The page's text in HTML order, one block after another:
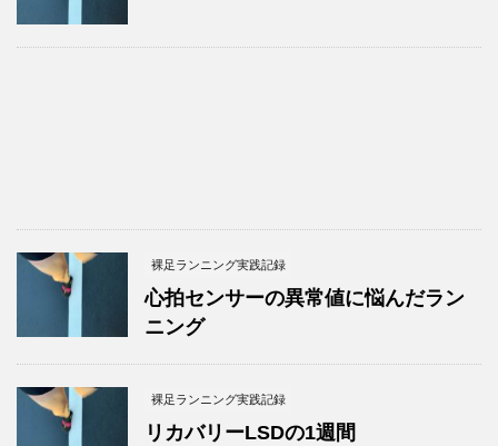
裸足ランニング実践記録
心拍センサーの異常値に悩んだラン
ニング
裸足ランニング実践記録
リカバリーLSDの1週間